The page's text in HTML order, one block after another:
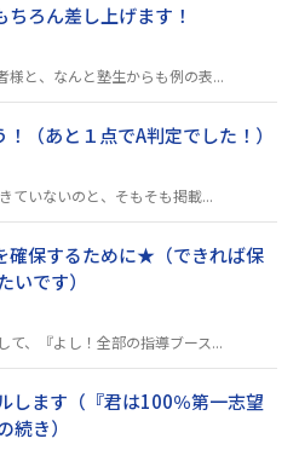
ろん差し上げます！
様と、なんと塾生からも例の表...
（あと１点でA判定でした！）
ていないのと、そもそも掲載...
保するために★（できれば保
です）
て、『よし！全部の指導ブース...
します（『君は100％第一志望
き）